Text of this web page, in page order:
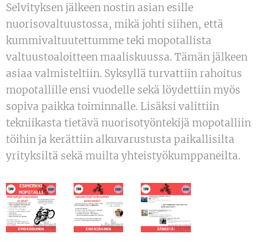
Selvityksen jälkeen nostin asian esille
nuorisovaltuustossa, mikä johti siihen, että
kummivaltuutettumme teki mopotallista
valtuustoaloitteen maaliskuussa. Tämän jälkeen
asiaa valmisteltiin. Syksyllä turvattiin rahoitus
mopotallille ensi vuodelle sekä löydettiin myös
sopiva paikka toiminnalle. Lisäksi valittiin
tekniikasta tietävä nuorisotyöntekijä mopotalliin
töihin ja kerättiin alkuvarustusta paikallisilta
yrityksiltä sekä muilta yhteistyökumppaneilta.